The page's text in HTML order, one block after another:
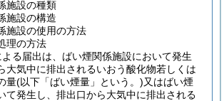
施設の種類
施設の構造
施設の使用の方法
理の方法
る届出は、ばい煙関係施設において発生
大気中に排出されるいおう酸化物若しくは
量(以下「ばい煙量」という。)又はばい煙
て発生し、排出口から大気中に排出される